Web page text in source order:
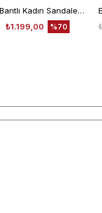
Rouge Cırt Bantlı Kadın Sandalet 1001
₺1.199,00
%70